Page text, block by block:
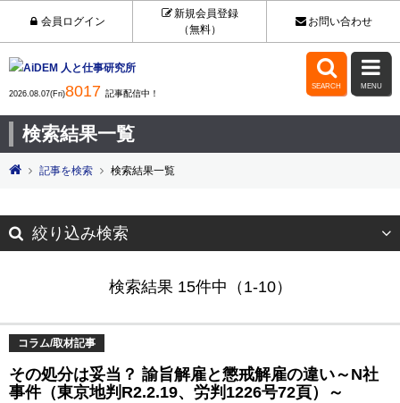
会員ログイン
新規会員登録
（無料）
お問い合わせ
2026.08.07(Fri)8017 記事配信中！

SEARCH

MENU
検索結果一覧
記事を検索 検索結果一覧
絞り込み検索
検索結果 15件中（1-10）
コラム/取材記事
その処分は妥当？ 諭旨解雇と懲戒解雇の違い～N社
事件（東京地判R2.2.19、労判1226号72頁）～